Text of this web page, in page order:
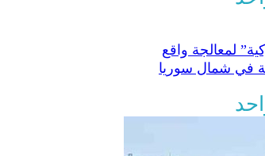
لمعالجة واقع
في شمال سوريا